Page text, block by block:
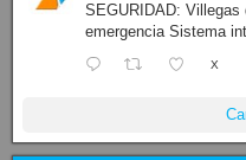
SEGURIDAD:
emergencia Sistema
X